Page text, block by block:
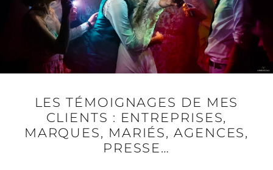
LES TÉMOIGNAGES DE MES
CLIENTS : ENTREPRISES,
MARQUES, MARIÉS, AGENCES,
PRESSE…